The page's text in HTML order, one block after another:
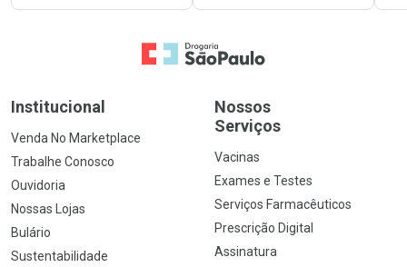
Ir para a Home
Institucional
Venda No Marketplace
Trabalhe Conosco
Ouvidoria
Nossas Lojas
Bulário
Sustentabilidade
Nossos
Serviços
Vacinas
Exames e Testes
Serviços Farmacêuticos
Prescrição Digital
Assinatura